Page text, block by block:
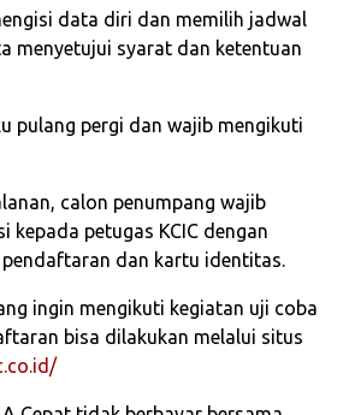
data diri dan memilih jadwal
menyetujui syarat dan ketentuan
pulang pergi dan wajib mengikuti
calon penumpang wajib
kepada petugas KCIC dengan
dan kartu identitas.
ingin mengikuti kegiatan uji coba
bisa dilakukan melalui situs